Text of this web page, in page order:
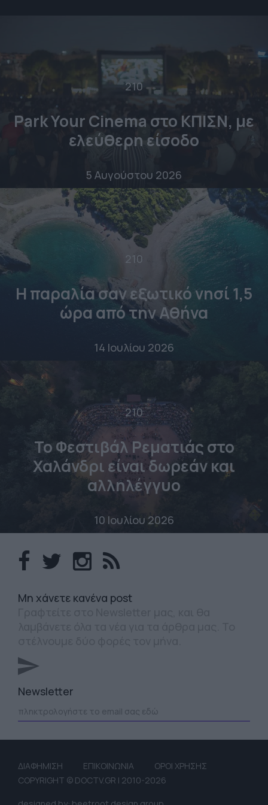
210
Park Your Cinema στο ΚΠΙΣΝ, με
ελεύθερη είσοδο
5 Αυγούστου 2026
210
Η παραλία σαν εξωτικό νησί 1,5
ώρα από την Αθήνα
14 Ιουλίου 2026
210
Το Φεστιβάλ Ρεματιάς στο
Χαλάνδρι είναι δωρεάν και
αλληλέγγυο
10 Ιουλίου 2026
Mη χάνετε κανένα post
Newsletter
ΔΙΑΦΗΜΙΣΗ ΕΠΙΚΟΙΝΩΝΙΑ
ΟΡΟΙ ΧΡΗΣΗΣ
COPYRIGHT © DOCTV.GR | 2010-2026